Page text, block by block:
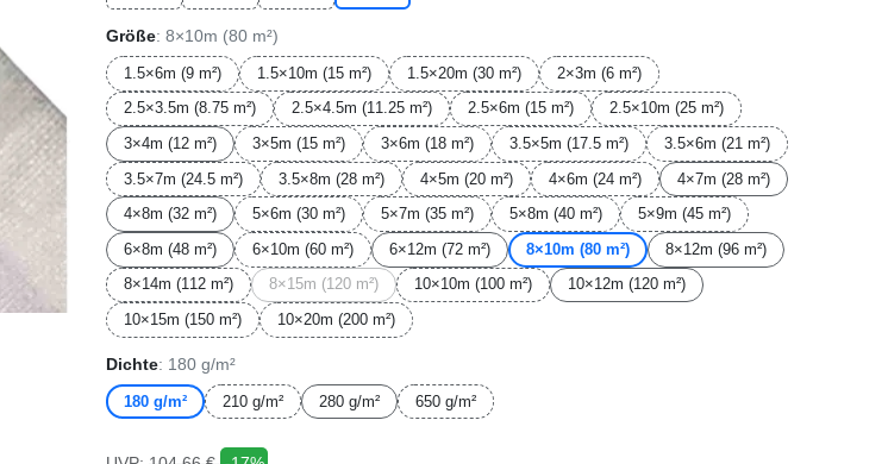
Größe: 8×10m (80 m²)
1.5×6m (9 m²) 1.5×10m (15 m²) 1.5×20m (30 m²)
2×3m (6 m²)
2.5×3.5m (8.75 m²)
2.5×4.5m (11.25 m²) 2.5×6m (15 m²)
2.5×10m (25 m²)
3×4m (12 m²)
3×5m (15 m²) 3×6m (18 m²) 3.5×5m (17.5 m²)
3.5×6m (21 m²)
3.5×7m (24.5 m²)
3.5×8m (28 m²) 4×5m (20 m²) 4×6m (24 m²)
4×7m (28 m²)
4×8m (32 m²)
5×6m (30 m²) 5×7m (35 m²) 5×8m (40 m²)
5×9m (45 m²)
6×8m (48 m²)
6×10m (60 m²) 6×12m (72 m²) 8×10m (80 m²)
8×12m (96 m²)
8×14m (112 m²)
8×15m (120 m²) 10×10m (100 m²)
10×12m (120 m²)
10×15m (150 m²)
10×20m (200 m²)
Dichte: 180 g/m²
180 g/m² 210 g/m² 280 g/m² 650 g/m²